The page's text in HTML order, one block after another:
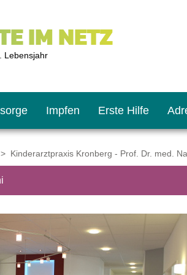
IM NETZ
Lebensjahr
Impfen Erste Hilfe
> Kinderarztpraxis Kronberg - Prof. Dr. med.